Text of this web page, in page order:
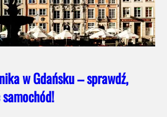
w Gdańsku – sprawdź,